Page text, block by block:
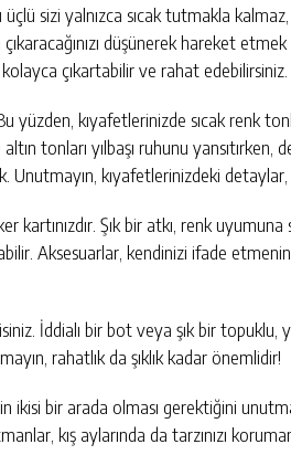
sizi yalnızca sıcak tutmakla kalmaz,
düşünerek hareket
çıkartabilir ve rahat edebilirsiniz.
yüzden, kıyafetlerinizde sıcak renk
tonları yılbaşı ruhunu
kıyafetlerinizdeki
kartınızdır. Şık bir atkı, renk
Aksesuarlar, kendinizi ifade
İddialı bir bot veya şık bir topuklu,
rahatlık da şıklık kadar önemlidir!
bir arada olması gerektiğini
kış aylarında da tarzınızı